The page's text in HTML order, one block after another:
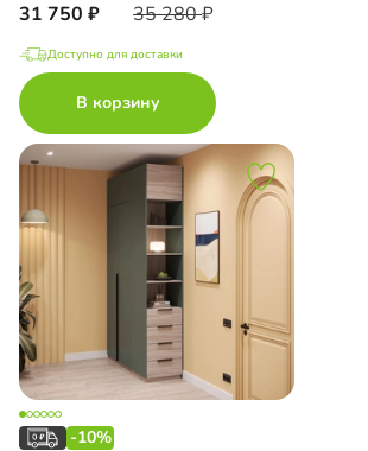
31 750 35 280
Доступно для доставки
В корзину
-10%